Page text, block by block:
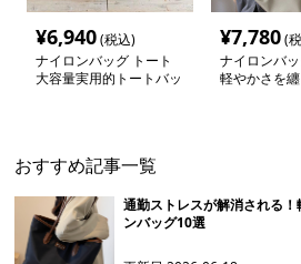
¥6,940(税込)
ナイロンバッグ トート
大容量実用的トートバッ
¥7,780(
ナイロンバ
軽やかさを
おすすめ記事一覧
通勤ストレスが解消される
ンバッグ10選